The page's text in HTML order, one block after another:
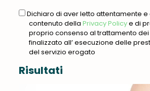
gdpr
Dichiaro di aver letto attentamente e
contenuto della Privacy Policye di
proprio consenso al trattamento
finalizzato all’ esecuzione delle
del servizio erogato
Risultati